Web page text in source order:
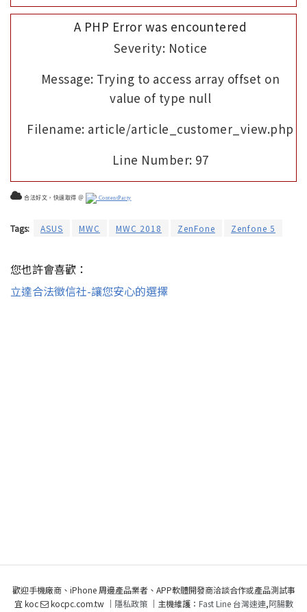
A PHP Error was encountered
Severity: Notice
Message: Trying to access array offset on
value of type null
Filename: article/article_customer_view.php
Line Number: 97
合法好文，快速取得 ＠ ContentParty
Tags: ASUS MWC MWC 2018 ZenFone Zenfone 5
您也許會喜歡：
立達合法徵信社-讓您安心的選擇
歡迎手機廠商、iPhone 周邊產品業者、APP軟體開發商洽談合作或產品測試事
宜 koc
kocpc.com.tw ｜ 隱私政策｜主機維護： Fast Line 台灣速連,阿腸數